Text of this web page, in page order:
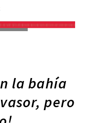
la bahía
pero